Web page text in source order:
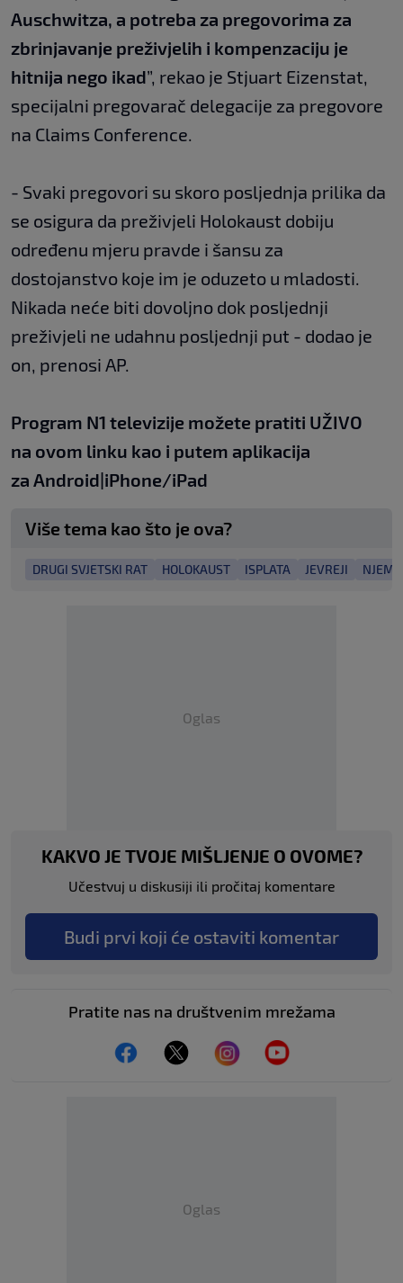
Auschwitza, a potreba za pregovorima za
zbrinjavanje preživjelih i kompenzaciju je
hitnija nego ikad”, rekao je Stjuart Eizenstat,
specijalni pregovarač delegacije za pregovore
na Claims Conference.
- Svaki pregovori su skoro posljednja prilika da
se osigura da preživjeli Holokaust dobiju
određenu mjeru pravde i šansu za
dostojanstvo koje im je oduzeto u mladosti.
Nikada neće biti dovoljno dok posljednji
preživjeli ne udahnu posljednji put - dodao je
on, prenosi AP.
Program N1 televizije možete pratiti UŽIVO
na ovom linku kao i putem aplikacija
za Android|iPhone/iPad
Više tema kao što je ova?
DRUGI SVJETSKI RAT HOLOKAUST ISPLATA JEVREJI
Oglas
KAKVO JE TVOJE MIŠLJENJE O OVOME?
Učestvuj u diskusiji ili pročitaj komentare
Budi prvi koji će ostaviti komentar
Pratite nas na društvenim mrežama
Oglas